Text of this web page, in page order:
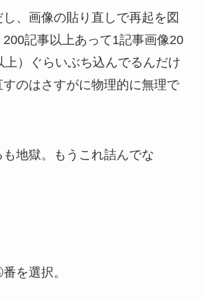
、画像の貼り直しで再起を図
記事以上あって1記事画像20
上）ぐらいぶち込んでるんだけ
すのはさすがに物理的に無理で
地獄。もうこれ詰んでな
を選択。